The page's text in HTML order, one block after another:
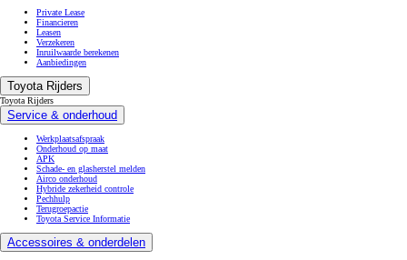
Private Lease
Financieren
Leasen
Verzekeren
Inruilwaarde berekenen
Aanbiedingen
Toyota Rijders
Toyota Rijders
Service & onderhoud
Werkplaatsafspraak
Onderhoud op maat
APK
Schade- en glasherstel melden
Airco onderhoud
Hybride zekerheid controle
Pechhulp
Terugroepactie
Toyota Service Informatie
Accessoires & onderdelen